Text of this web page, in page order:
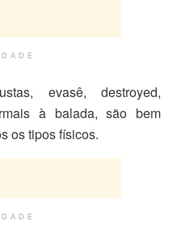
evasê, destroyed,
à balada, são bem
os tipos físicos.